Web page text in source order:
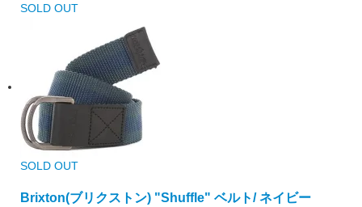
SOLD OUT
SOLD OUT
Brixton(ブリクストン) "Shuffle" ベルト/ ネイビー